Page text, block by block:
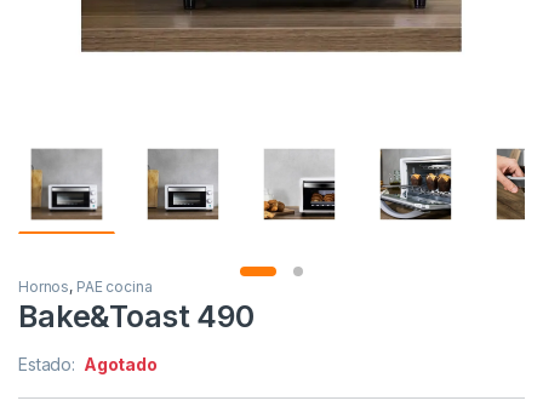
Hornos, PAE cocina
Bake&Toast 490
Estado: Agotado